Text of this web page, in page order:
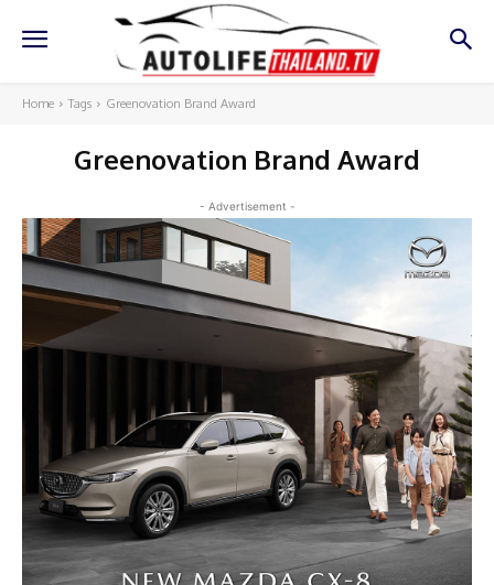
Home Tags Greenovation Brand Award
Greenovation Brand Award
- Advertisement -